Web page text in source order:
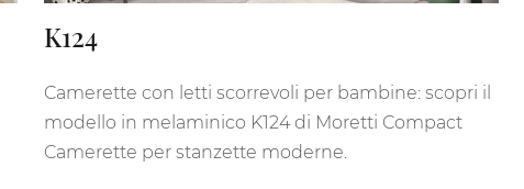
K124
Camerette con letti scorrevoli per bambine: scopri il
modello in melaminico K124 di Moretti Compact
Camerette per stanzette moderne.